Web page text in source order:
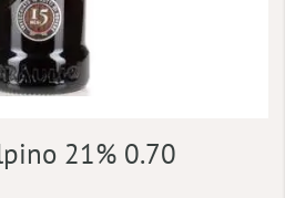
21% 0.70